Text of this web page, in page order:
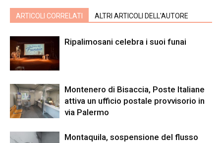
ARTICOLI CORRELATI ALTRI ARTICOLI DELL'AUTORE
Ripalimosani celebra i suoi funai
Montenero di Bisaccia, Poste Italiane
attiva un ufficio postale provvisorio in
via Palermo
Montaquila, sospensione del flusso